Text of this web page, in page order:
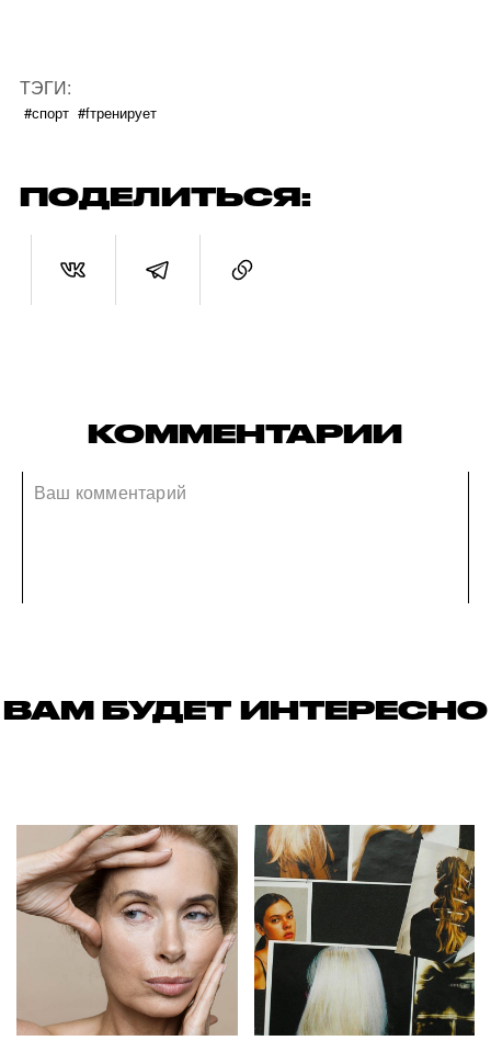
ТЭГИ:
#спорт #fтренирует
ПОДЕЛИТЬСЯ:
КОММЕНТАРИИ
ВАМ БУДЕТ ИНТЕРЕСНО